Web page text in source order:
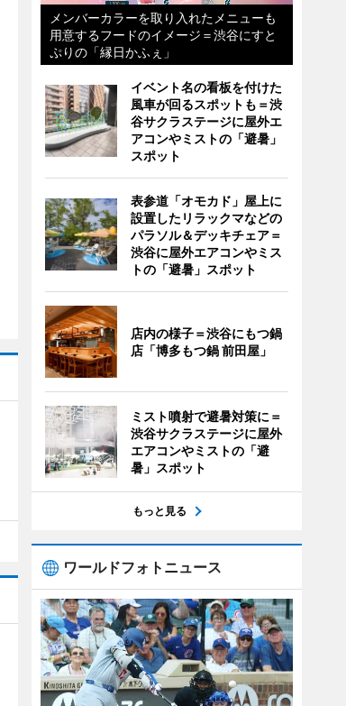
メンバーカラーを取り入れたメニューも
用意するフードのイメージ＝渋谷にすと
ぷりの「縁日かふぇ」
イベント名の看板を付けた
風車が回るスポットも＝渋
谷サクラステージに屋外エ
アコンやミストの「避暑」
スポット
表参道「オモカド」屋上に
設置したリラックマなどの
パラソル＆デッキチェア＝
渋谷に屋外エアコンやミス
トの「避暑」スポット
店内の様子＝渋谷にもつ鍋
店「博多もつ鍋 前田屋」
ミスト噴射で避暑対策に＝
渋谷サクラステージに屋外
エアコンやミストの「避
暑」スポット
もっと見る
ワールドフォトニュース